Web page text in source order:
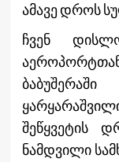
ამავე დროს
ჩვენ
შეწყვეტის
ნამდვილი